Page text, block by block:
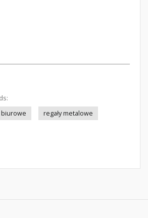
biurowe regały metalowe